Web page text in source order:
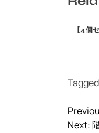
【4個
Tagged
投
稿
Next: